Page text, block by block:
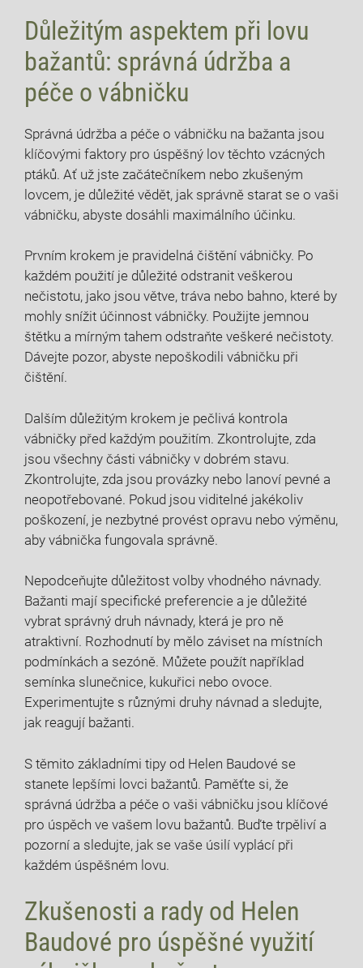
Důležitým aspektem při lovu
bažantů: správná údržba ⁢a
péče o⁣ vábničku
Správná⁣ údržba ‌a péče o vábničku na bažanta jsou⁣
klíčovými faktory pro úspěšný lov těchto vzácných
ptáků. Ať už‌ jste začátečníkem ‍nebo‍ zkušeným
lovcem, je důležité vědět, jak správně starat se o vaši
⁢vábničku, abyste dosáhli ‍maximálního účinku.
Prvním krokem je pravidelná čištění vábničky. Po
⁣každém použití ⁣je důležité odstranit veškerou
nečistotu, jako jsou větve, tráva nebo bahno, které by
mohly snížit účinnost vábničky. Použijte jemnou
‍štětku a mírným tahem odstraňte veškeré nečistoty.
⁤Dávejte pozor, abyste nepoškodili vábničku⁤ při
čištění.
Dalším důležitým krokem je pečlivá kontrola
vábničky před ⁤každým použitím. Zkontrolujte, zda
jsou všechny části vábničky ‍v⁣ dobrém stavu.
Zkontrolujte, zda jsou provázky⁢ nebo lanoví ‌pevné a
neopotřebované. Pokud jsou viditelné jakékoliv
poškození, je nezbytné provést opravu ​nebo ⁢výměnu,
aby vábnička fungovala správně.
Nepodceňujte⁣ důležitost ⁢volby vhodného návnady.
Bažanti​ mají⁣ specifické preferencie a je důležité
vybrat správný druh návnady, která je pro ně⁢
atraktivní. Rozhodnutí by mělo záviset na ​místních
podmínkách​ a sezóně. Můžete použít například
semínka slunečnice, kukuřici nebo ovoce.⁢
Experimentujte s různými druhy‍ návnad a sledujte,
jak reagují bažanti.
S těmito základními ​tipy od Helen Baudové se
‌stanete lepšími lovci bažantů. Paměťte ⁤si, ⁣že
správná údržba ‍a péče o vaši vábničku‍ jsou klíčové
pro úspěch ve vašem ‍lovu bažantů.​ Buďte trpěliví a​
pozorní a sledujte, jak se vaše úsilí ‌vyplácí při
každém úspěšném lovu.
Zkušenosti a rady od ⁤Helen
Baudové pro úspěšné využití